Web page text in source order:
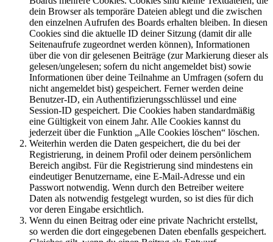
dein Browser als temporäre Dateien ablegt und die zwischen
den einzelnen Aufrufen des Boards erhalten bleiben. In diesen
Cookies sind die aktuelle ID deiner Sitzung (damit dir alle
Seitenaufrufe zugeordnet werden können), Informationen
über die von dir gelesenen Beiträge (zur Markierung dieser als
gelesen/ungelesen; sofern du nicht angemeldet bist) sowie
Informationen über deine Teilnahme an Umfragen (sofern du
nicht angemeldet bist) gespeichert. Ferner werden deine
Benutzer-ID, ein Authentifizierungsschlüssel und eine
Session-ID gespeichert. Die Cookies haben standardmäßig
eine Gültigkeit von einem Jahr. Alle Cookies kannst du
jederzeit über die Funktion „Alle Cookies löschen“ löschen.
Weiterhin werden die Daten gespeichert, die du bei der
Registrierung, in deinem Profil oder deinem persönlichem
Bereich angibst. Für die Registrierung sind mindestens ein
eindeutiger Benutzername, eine E-Mail-Adresse und ein
Passwort notwendig. Wenn durch den Betreiber weitere
Daten als notwendig festgelegt wurden, so ist dies für dich
vor deren Eingabe ersichtlich.
Wenn du einen Beitrag oder eine private Nachricht erstellst,
so werden die dort eingegebenen Daten ebenfalls gespeichert.